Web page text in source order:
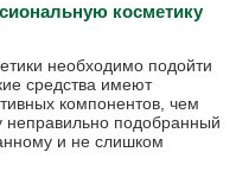
косметику
необходимо подойти
средства имеют
компонентов, чем
подобранный
и не слишком